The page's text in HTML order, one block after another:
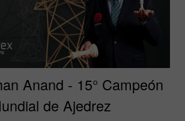
Anand - 15° Campeón
de Ajedrez